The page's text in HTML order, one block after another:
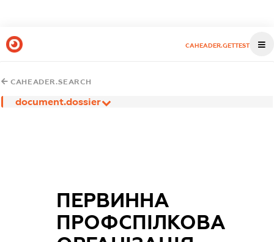
CAHEADER.GETTEST
CAHEADER.SEARCH
document.dossier
ПЕРВИННА
ПРОФСПІЛКОВА